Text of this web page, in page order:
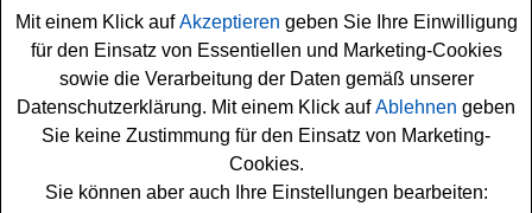
Falls Sie an dem Fürst Wallerstein Gewinnspiel
kostenlos teilnehmen möchten, müssen Sie den
Newsletter abonnieren. Vielleicht haben Sie ja Glück und
können das Bier gewinnen? Viel Erfolg!
Fürst Wallerstein verlost 16x einen
Mit einem Klick aufAkzeptieren geben Sie Ihre Einwilligung
für den Einsatz von Essentiellen und Marketing-Cookies
sowie die Verarbeitung der Daten gemäß unserer
Datenschutzerklärung. Mit einem Klick aufAblehnen geben
Sie keine Zustimmung für den Einsatz von Marketing-
Cookies.
Sie können aber auch Ihre Einstellungen bearbeiten: